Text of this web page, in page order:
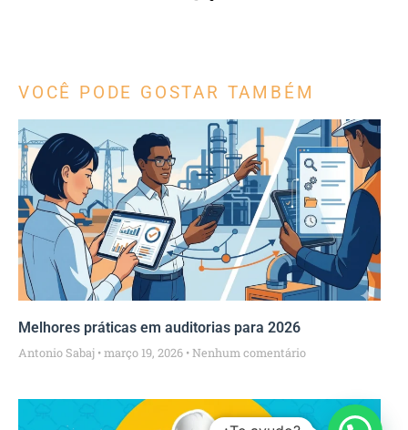
VOCÊ PODE GOSTAR TAMBÉM
Melhores práticas em auditorias para 2026
Antonio Sabaj março 19, 2026 Nenhum comentário